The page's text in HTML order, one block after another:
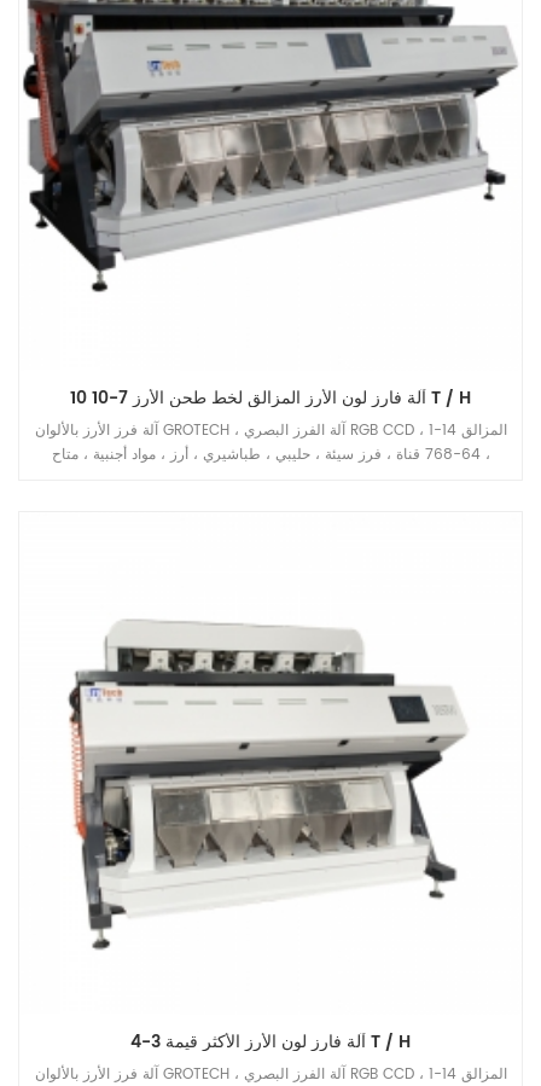
10 آلة فارز لون الأرز المزالق لخط طحن الأرز 7-10 T / H
آلة فرز الأرز بالألوان GROTECH ، آلة الفرز البصري RGB CCD ، 1-14 المزالق
، 64-768 قناة ، فرز سيئة ، حليبي ، طباشيري ، أرز ، مواد أجنبية ، متاح
آلة فارز لون الأرز الأكثر قيمة 3-4 T / H
آلة فرز الأرز بالألوان GROTECH ، آلة الفرز البصري RGB CCD ، 1-14 المزالق